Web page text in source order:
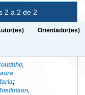
2 a 2 de 2
Orientador(es)
;
-